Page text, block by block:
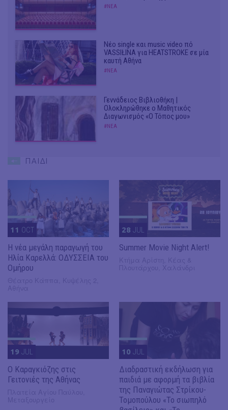
#ΝΕΑ
Νέο single και music video πό
VASSIŁINA για HEATSTROKE σε μία
καυτή Αθήνα
#ΝΕΑ
Γεννάδειος Βιβλιοθήκη |
Ολοκληρώθηκε ο Μαθητικός
Διαγωνισμός «Ο Τόπος μου»
#ΝΕΑ
ΠΑΙΔΙ
11 OCT
Η νέα μεγάλη παραγωγή του
Ηλία Καρελλά: ΟΔΥΣΣΕΙΑ του
Ομήρου
28 JUL
Summer Movie Night Alert!
19 JUL
​Ο Καραγκιόζης στις
Γειτονιές της Αθήνας
10 JUL
Διαδραστική εκδήλωση για
παιδιά με αφορμή τα βιβλία
της Παναγιώτας Στρίκου-
Τομοπούλου «Το σιωπηλό